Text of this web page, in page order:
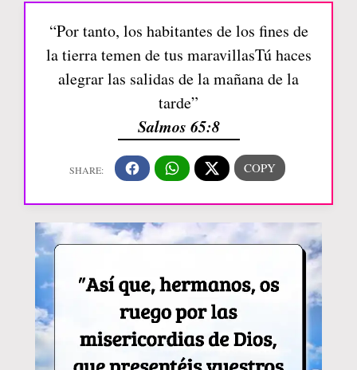
“Por tanto, los habitantes de los fines de
la tierra temen de tus maravillasTú haces
alegrar las salidas de la mañana de la
tarde”
Salmos 65:8